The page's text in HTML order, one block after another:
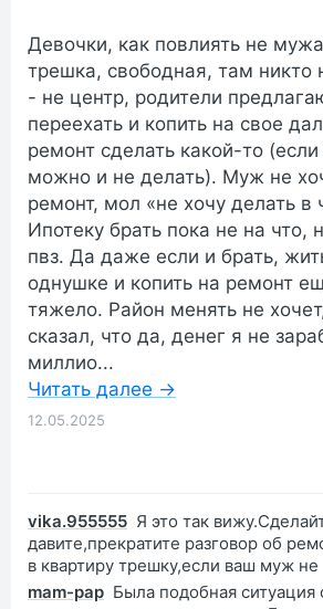
Девочки, как повлиять не
трешка, свободная, там никто
- не центр, родители
переехать и копить на свое
ремонт сделать какой-то (если
можно и не делать). Муж не
ремонт, мол «не хочу делать в
Ипотеку брать пока не на что,
пвз. Да даже если и брать,
однушке и копить на ремонт
тяжело. Район менять не
сказал, что да, денег я не
миллио...
Читать далее →
12.05.2025
vika.955555 Я это так
давите,прекратите разговор об
в квартиру трешку,если ваш муж не
mam-pap Была подобная